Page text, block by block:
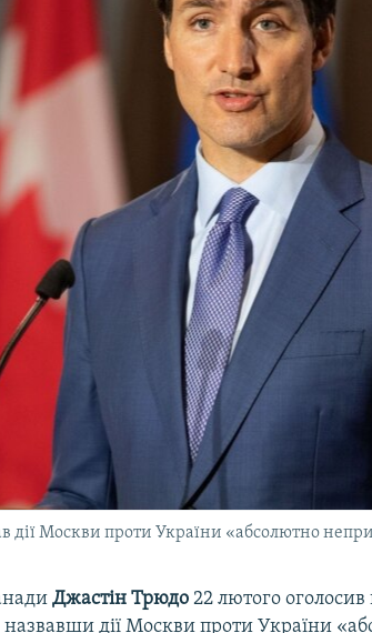
дії Москви проти України «абсолютно
Джастін Трюдо 22 лютого
назвавши дії Москви проти України